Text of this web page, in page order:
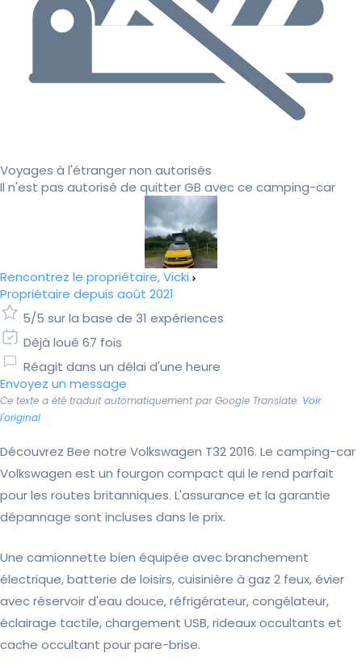
Voyages à l'étranger non autorisés
Il n'est pas autorisé de quitter GB avec ce camping-car
Rencontrez le propriétaire, Vicki
Propriétaire depuis août 2021
5/5 sur la base de 31 expériences
Déjà loué 67 fois
Réagit dans un délai d'une heure
Envoyez un message
Ce texte a été traduit automatiquement par Google Translate. Voir
l'original
Découvrez Bee notre Volkswagen T32 2016. Le camping-car
Volkswagen est un fourgon compact qui le rend parfait
pour les routes britanniques. L'assurance et la garantie
dépannage sont incluses dans le prix.
Une camionnette bien équipée avec branchement
électrique, batterie de loisirs, cuisinière à gaz 2 feux, évier
avec réservoir d'eau douce, réfrigérateur, congélateur,
éclairage tactile, chargement USB, rideaux occultants et
cache occultant pour pare-brise.